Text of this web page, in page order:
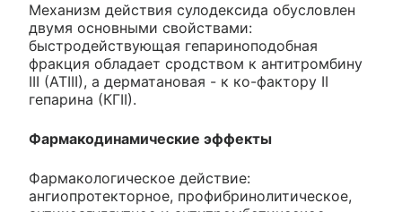
Механизм действия сулодексида обусловлен
двумя основными свойствами:
быстродействующая гепариноподобная
фракция обладает сродством к антитромбину
III (ATIII), а дерматановая - к ко-фактору ІІ
гепарина (КГІІ).
Фармакодинамические эффекты
Фармакологическое действие:
ангиопротекторное, профибринолитическое,